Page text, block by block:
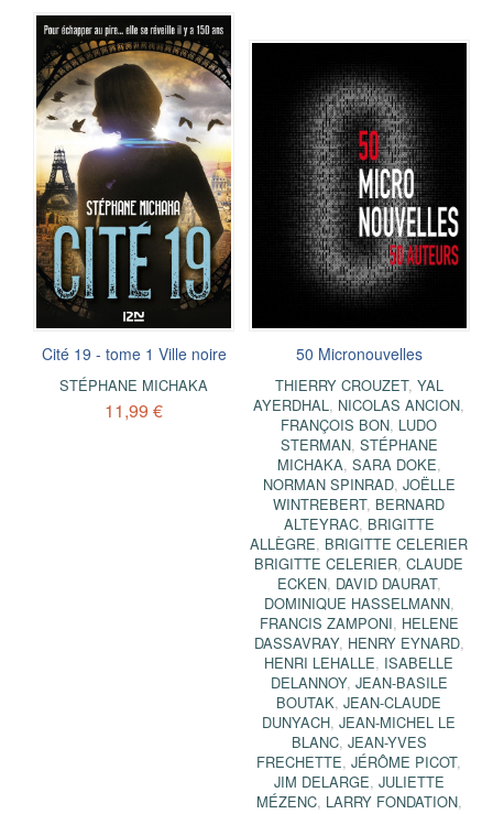
Cité 19 - tome 1 Ville noire
STÉPHANE MICHAKA
11,99 €
50 Micronouvelles
THIERRY CROUZET, YAL
AYERDHAL, NICOLAS ANCION,
FRANÇOIS BON, LUDO
STERMAN, STÉPHANE
MICHAKA, SARA DOKE,
NORMAN SPINRAD, JOËLLE
WINTREBERT, BERNARD
ALTEYRAC, BRIGITTE
ALLÈGRE, BRIGITTE CELERIER
BRIGITTE CELERIER,CLAUDE
ECKEN, DAVID DAURAT,
DOMINIQUE HASSELMANN,
FRANCIS ZAMPONI, HELENE
DASSAVRAY, HENRY EYNARD,
HENRI LEHALLE, ISABELLE
DELANNOY, JEAN-BASILE
BOUTAK,JEAN-CLAUDE
DUNYACH,JEAN-MICHEL LE
BLANC, JEAN-YVES
FRECHETTE,JÉRÔME PICOT,
JIM DELARGE, JULIETTE
MÉZENC, LARRY FONDATION,